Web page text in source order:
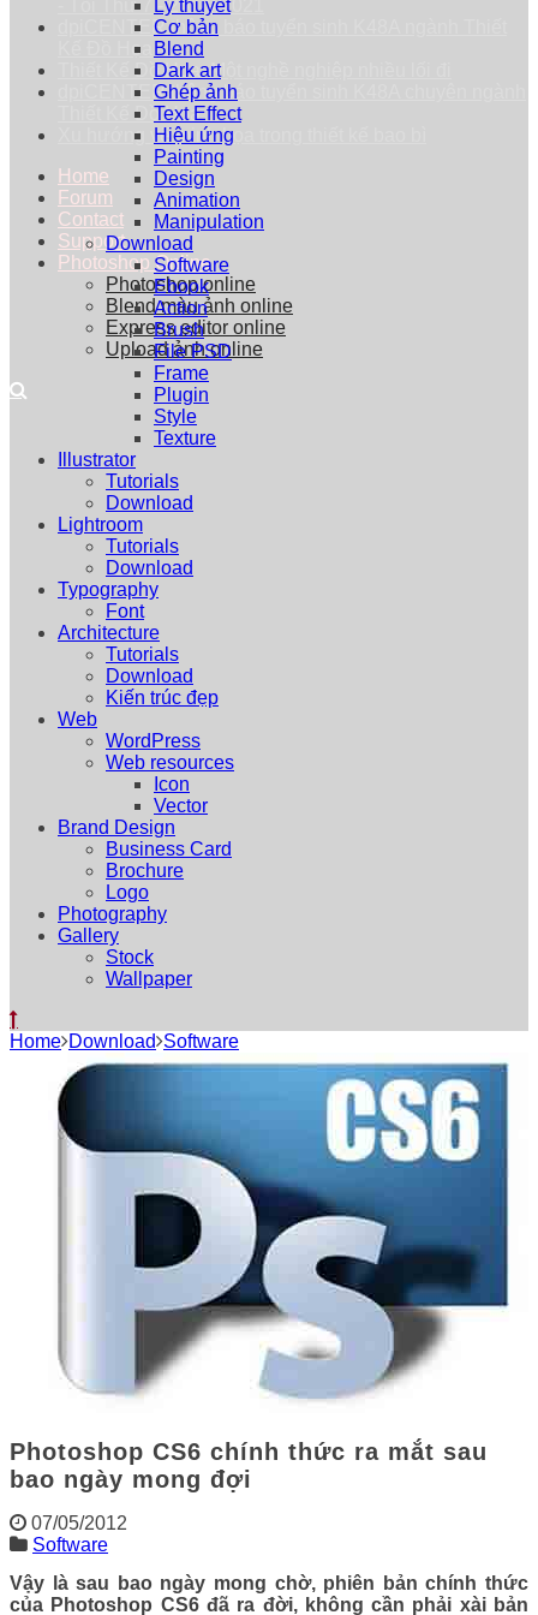
- Tối Thứ 7 - 25/09/2021
dpiCENTER thông báo tuyển sinh K48A ngành Thiết
Kế Đồ Họa
Thiết Kế Đồ Họa: Một nghề nghiệp nhiều lối đi
dpiCENTER thông báo tuyển sinh K48A chuyên ngành
Thiết Kế Đồ Họa
Xu hướng vẽ minh họa trong thiết kế bao bì
Home
Forum
Contact
Support
Photoshop Online
Photoshop online
Blend màu ảnh online
Express editor online
Upload ảnh online
Lý thuyết
Cơ bản
Blend
Dark art
Ghép ảnh
Text Effect
Hiệu ứng
Painting
Design
Animation
Manipulation
Download
Software
Ebook
Action
Brush
File PSD
Frame
Plugin
Style
Texture
Illustrator
Tutorials
Download
Lightroom
Tutorials
Download
Typography
Font
Architecture
Tutorials
Download
Kiến trúc đẹp
Web
WordPress
Web resources
Icon
Vector
Brand Design
Business Card
Brochure
Logo
Photography
Gallery
Stock
Wallpaper
Home Download Software
Photoshop CS6 chính thức ra mắt sau
bao ngày mong đợi
07/05/2012
Software
Vậy là sau bao ngày mong chờ, phiên bản chính thức
của Photoshop CS6 đã ra đời, không cần phải xài bản